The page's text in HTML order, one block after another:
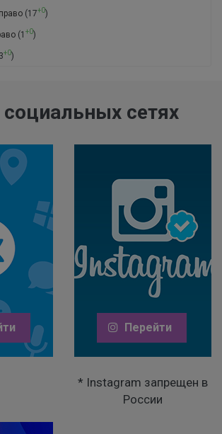
(17+0)
(1 +0)
+0)
сетях
Перейти
* Instagram запрещен в
России